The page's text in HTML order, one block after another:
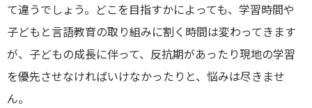
て違うでしょう。どこを目指すかによっても、学習時間や
子どもと言語教育の取り組みに割く時間は変わってきます
が、子どもの成長に伴って、反抗期があったり現地の学習
を優先させなければいけなかったりと、悩みは尽きませ
ん。